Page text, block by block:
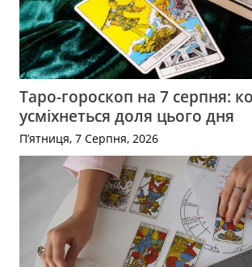
Таро-гороскоп на 7 серпня:
усміхнеться доля цього дня
П’ятниця, 7 Серпня, 2026